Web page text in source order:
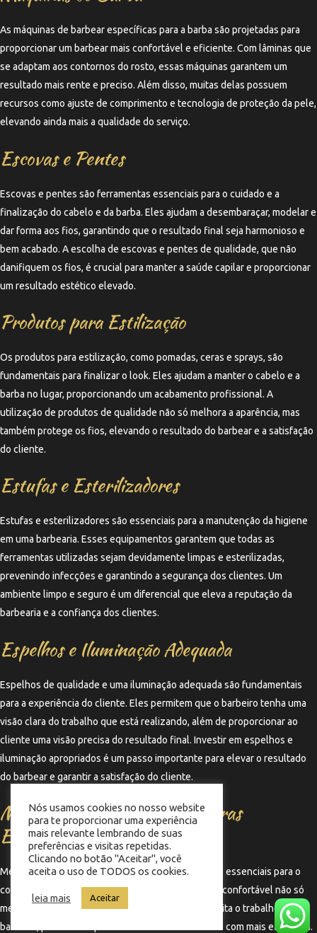
As máquinas de barbear específicas para a barba são projetadas para
proporcionar um barbear mais confortável e eficiente. Com lâminas que
se adaptam aos contornos do rosto, essas máquinas garantem um
resultado mais rente e preciso. Além disso, muitas delas possuem
recursos como ajuste de comprimento e tecnologia de proteção da pele,
elevando ainda mais a qualidade do serviço.
Escovas e Pentes
Escovas e pentes são ferramentas essenciais para o cuidado e a
finalização do cabelo e da barba. Eles ajudam a desembaraçar, modelar e
dar forma aos fios, garantindo que o resultado final seja harmonioso e
bem acabado. A escolha de escovas e pentes de qualidade, que não
danifiquem os fios, é crucial para manter a saúde capilar e proporcionar
um resultado estético elevado.
Produtos para Estilização
Os produtos para estilização, como pomadas, ceras e sprays, são
fundamentais para finalizar o look. Eles ajudam a manter o cabelo e a
barba no lugar, proporcionando um acabamento profissional. A
utilização de produtos de qualidade não só melhora a aparência, mas
também protege os fios, elevando o resultado do barbear e a satisfação
do cliente.
Estufas e Esterilizadores
Estufas e esterilizadores são essenciais para a manutenção da higiene
em uma barbearia. Esses equipamentos garantem que todas as
ferramentas utilizadas sejam devidamente limpas e esterilizadas,
prevenindo infecções e garantindo a segurança dos clientes. Um
ambiente limpo e seguro é um diferencial que eleva a reputação da
barbearia e a confiança dos clientes.
Espelhos e Iluminação Adequada
Espelhos de qualidade e uma iluminação adequada são fundamentais
para a experiência do cliente. Eles permitem que o barbeiro tenha uma
visão clara do trabalho que está realizando, além de proporcionar ao
cliente uma visão precisa do resultado final. Investir em espelhos e
iluminação apropriados é um passo importante para elevar o resultado
do barbear e garantir a satisfação do cliente.
Mesas de Atendimento e Cadeiras
Ergonômicas
Mesas de atendimento e cadeiras ergonômicas são essenciais para o
conforto do cliente durante o serviço. Uma cadeira confortável não só
melhora a experiência do cliente, mas também facilita o trabalho do
barbeiro, permitindo que ele execute suas técnicas com mais eficiência.
Nós usamos cookies no nosso website
para te proporcionar uma experiência
mais relevante lembrando de suas
preferências e visitas repetidas.
Clicando no botão "Aceitar", você
aceita o uso de TODOS os cookies.
leia mais Aceitar